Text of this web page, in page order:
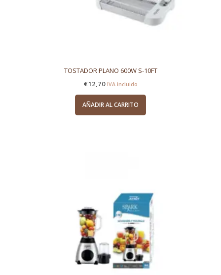
TOSTADOR PLANO 600W S-10FT
€12,70 IVA incluido
AÑADIR AL CARRITO